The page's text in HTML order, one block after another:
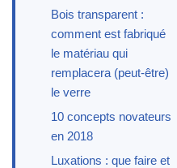
Bois transparent :
comment est fabriqué
le matériau qui
remplacera (peut-être)
le verre
10 concepts novateurs
en 2018
Luxations : que faire et